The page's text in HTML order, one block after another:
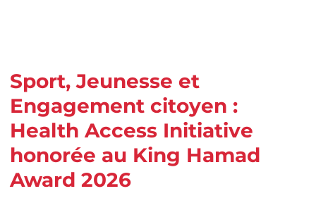
Sport, Jeunesse et
Engagement citoyen :
Health Access Initiative
honorée au King Hamad
Award 2026